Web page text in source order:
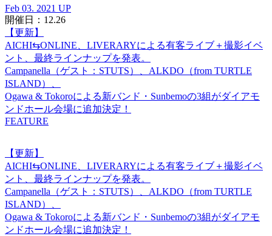
Feb 03. 2021 UP
開催日：12.26
【更新】
AICHI⇆ONLINE、LIVERARYによる有客ライブ＋撮影イベ
ント、最終ラインナップを発表。
Campanella（ゲスト：STUTS）、ALKDO（from TURTLE
ISLAND）、
Ogawa & Tokoroによる新バンド・Sunbemoの3組がダイアモ
ンドホール会場に追加決定！
FEATURE
【更新】
AICHI⇆ONLINE、LIVERARYによる有客ライブ＋撮影イベ
ント、最終ラインナップを発表。
Campanella（ゲスト：STUTS）、ALKDO（from TURTLE
ISLAND）、
Ogawa & Tokoroによる新バンド・Sunbemoの3組がダイアモ
ンドホール会場に追加決定！